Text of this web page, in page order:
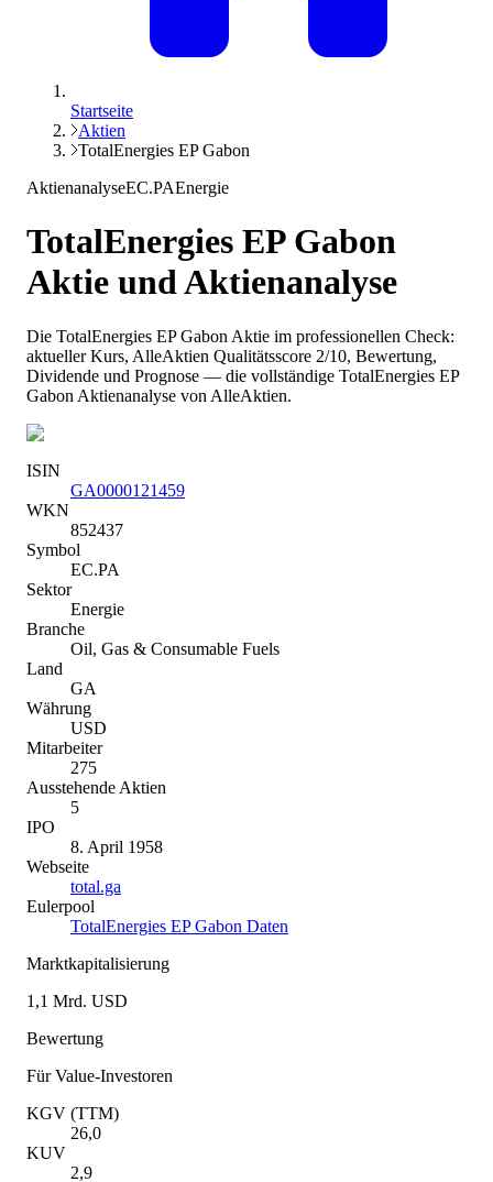
Startseite
Aktien
TotalEnergies EP Gabon
AktienanalyseEC.PAEnergie
TotalEnergies EP Gabon
Aktie und Aktienanalyse
Die TotalEnergies EP Gabon Aktie im professionellen Check:
aktueller Kurs, AlleAktien Qualitätsscore 2/10, Bewertung,
Dividende und Prognose — die vollständige TotalEnergies EP
Gabon Aktienanalyse von AlleAktien.
ISIN
GA0000121459
WKN
852437
Symbol
EC.PA
Sektor
Energie
Branche
Oil, Gas & Consumable Fuels
Land
GA
Währung
USD
Mitarbeiter
275
Ausstehende Aktien
5
IPO
8. April 1958
Webseite
total.ga
Eulerpool
TotalEnergies EP Gabon Daten
Marktkapitalisierung
1,1 Mrd. USD
Bewertung
Für Value-Investoren
KGV (TTM)
26,0
KUV
2,9